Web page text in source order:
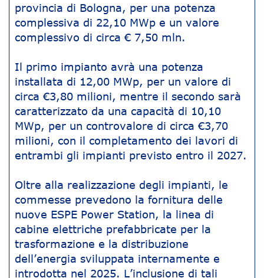
provincia di Bologna, per una potenza
complessiva di 22,10 MWp e un valore
complessivo di circa € 7,50 mln.
Il primo impianto avrà una potenza
installata di 12,00 MWp, per un valore di
circa €3,80 milioni, mentre il secondo sarà
caratterizzato da una capacità di 10,10
MWp, per un controvalore di circa €3,70
milioni, con il completamento dei lavori di
entrambi gli impianti previsto entro il 2027.
Oltre alla realizzazione degli impianti, le
commesse prevedono la fornitura delle
nuove ESPE Power Station, la linea di
cabine elettriche prefabbricate per la
trasformazione e la distribuzione
dell’energia sviluppata internamente e
introdotta nel 2025. L’inclusione di tali